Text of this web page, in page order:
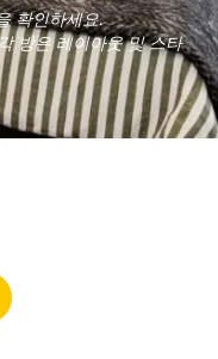
확인하세요.
방은 레이아웃 및 스타